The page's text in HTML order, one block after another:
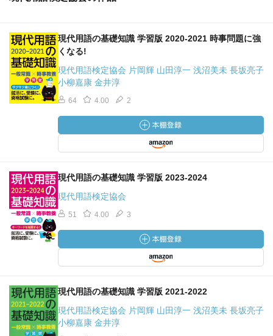
現代用語の基礎知識 学習版 2020-2021 時事問題に強
くなる!
現代用語検定協会 片岡輝 山田淳一 浅沼美未 長坂亮子
小柳嘉康 金井淳
64 4.00 2
現代用語の基礎知識 学習版 2023-2024
現代用語検定協会
51 4.00 3
現代用語の基礎知識 学習版 2021-2022
現代用語検定協会 片岡輝 山田淳一 浅沼美未 長坂亮子
小柳嘉康 金井淳